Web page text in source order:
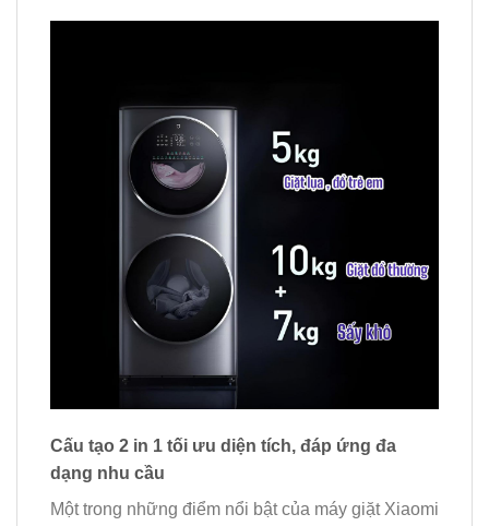
Cấu tạo 2 in 1 tối ưu diện tích, đáp ứng đa
dạng nhu cầu
Một trong những điểm nổi bật của máy giặt Xiaomi